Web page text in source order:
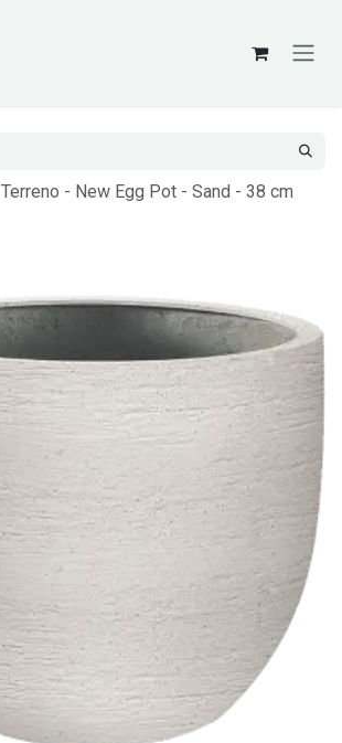
Terreno - New Egg Pot - Sand - 38 cm